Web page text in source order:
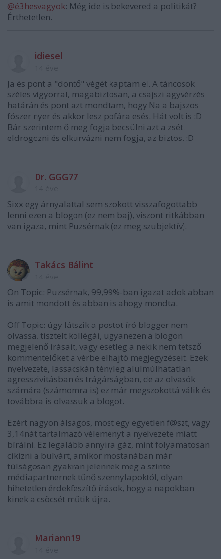
@é3hesvagyok: Még ide is bekevered a politikát?
Érthetetlen.
idiesel
Ja és pont a "döntő" végét kaptam el. A táncosok
széles vigyorral, magabiztosan, a csajszi agyvérzés
határán és pont azt mondtam, hogy Na a bajszos
fószer nyer és akkor lesz pofára esés. Hát volt is :D
Bár szerintem ő meg fogja becsülni azt a zsét,
eldrogozni és elkurvázni nem fogja, az biztos. :D
Dr. GGG77
Sixx egy árnyalattal sem szokott visszafogottabb
lenni ezen a blogon (ez nem baj), viszont ritkábban
van igaza, mint Puzsérnak (ez meg szubjektív).
Takács Bálint
On Topic: Puzsérnak, 99,99%-ban igazat adok abban
is amit mondott és abban is ahogy mondta.
Off Topic: úgy látszik a postot író blogger nem
olvassa, tisztelt kollégái, ugyanezen a blogon
megjelenő írásait, vagy esetleg a nekik nem tetsző
kommentelőket a vérbe elhajtó megjegyzéseit. Ezek
nyelvezete, lassacskán tényleg alulmúlhatatlan
agresszivitásban és trágárságban, de az olvasók
számára (számomra is) ez már megszokottá válik és
továbbra is olvassuk a blogot.
Ezért nagyon álságos, most egy egyetlen f@szt, vagy
3,14nát tartalmazó véleményt a nyelvezete miatt
bírálni. Ez legalább annyira gáz, mint folyamatosan
cikizni a bulvárt, amikor mostanában már
túlságosan gyakran jelennek meg a szinte
médiapartnernek tűnő szennylapoktól, olyan
hihetetlen érdekfeszítő írások, hogy a napokban
kinek a csöcsét műtik újra.
Mariann19